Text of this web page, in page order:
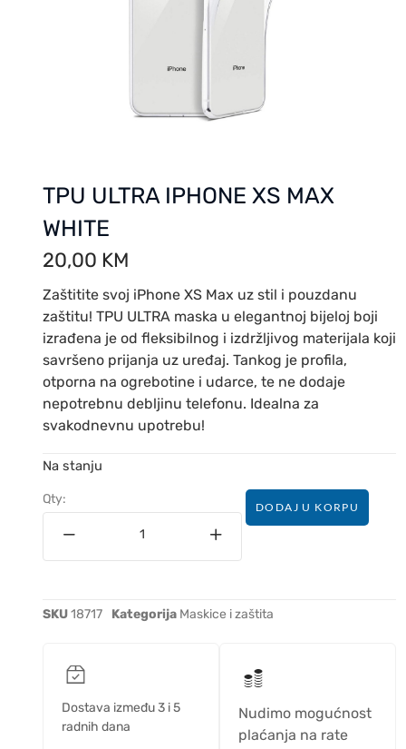
TPU ULTRA IPHONE XS MAX
WHITE
20,00 KM
Zaštitite svoj iPhone XS Max uz stil i pouzdanu
zaštitu! TPU ULTRA maska u elegantnoj bijeloj boji
izrađena je od fleksibilnog i izdržljivog materijala koji
savršeno prijanja uz uređaj. Tankog je profila,
otporna na ogrebotine i udarce, te ne dodaje
nepotrebnu debljinu telefonu. Idealna za
svakodnevnu upotrebu!
Na stanju
Qty:
DODAJ U KORPU
SKU18717 Kategorija Maskice i zaštita
Dostava između 3 i 5
radnih dana
Nudimo mogućnost
plaćanja na rate